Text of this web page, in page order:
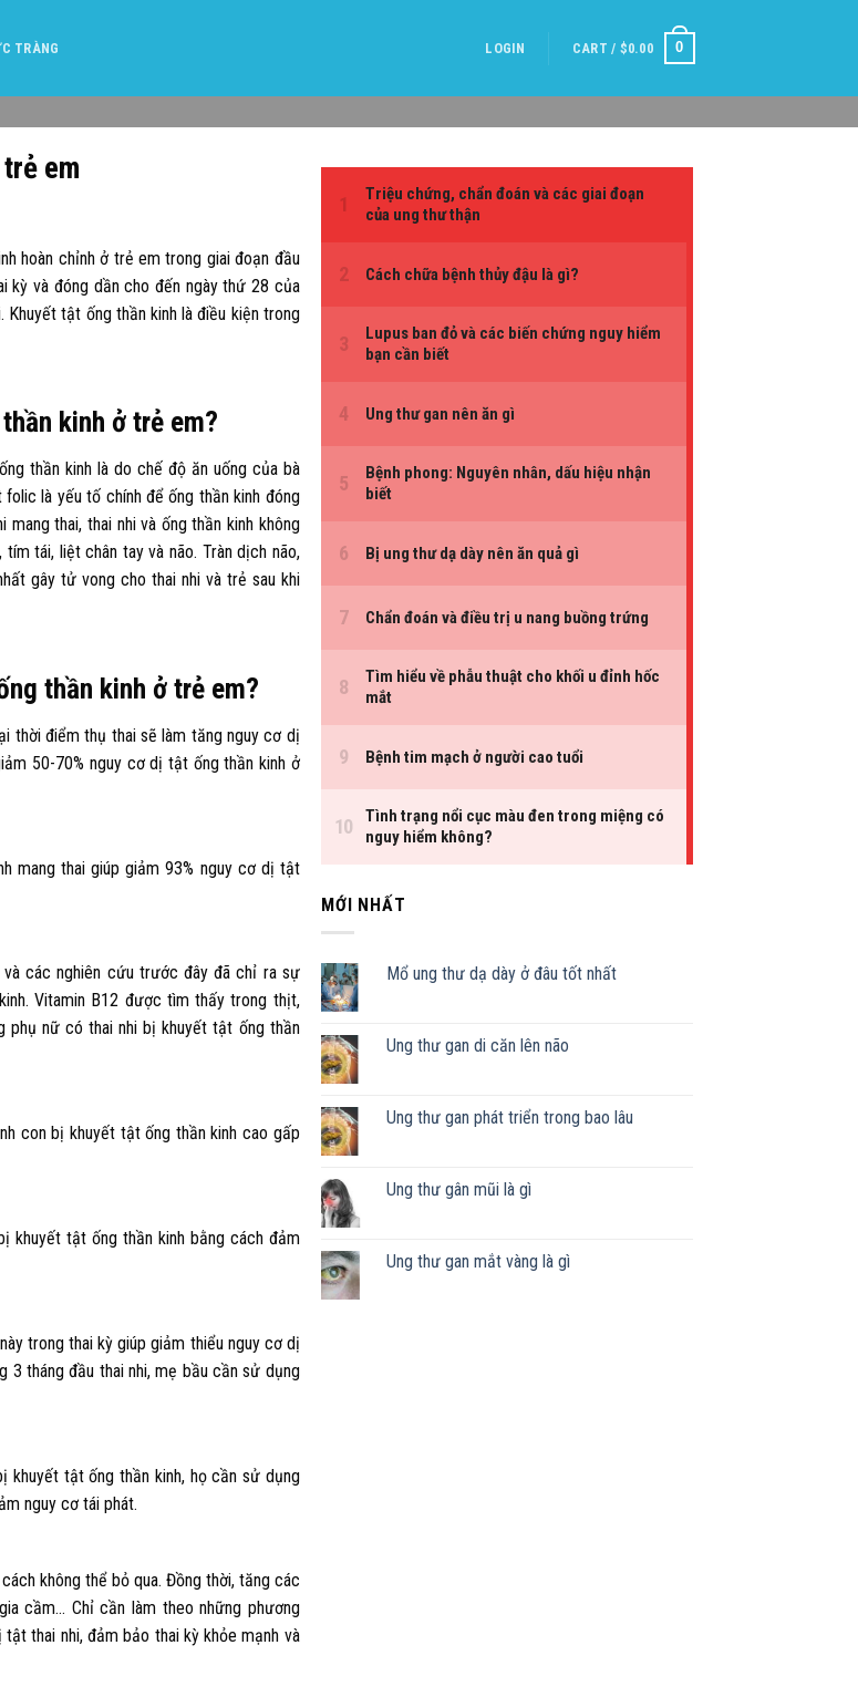
TRÀNG LOGIN CART / $0.00 0
em
hoàn chỉnh ở trẻ em trong giai đoạn đầu
kỳ và đóng dần cho đến ngày thứ 28 của
Khuyết tật ống thần kinh là điều kiện trong
kinh ở trẻ em?
thần kinh là do chế độ ăn uống của bà
là yếu tố chính để ống thần kinh đóng
thai, thai nhi và ống thần kinh không
tái, liệt chân tay và não. Tràn dịch não,
gây tử vong cho thai nhi và trẻ sau khi
thần kinh ở trẻ em?
thời điểm thụ thai sẽ làm tăng nguy cơ dị
50-70% nguy cơ dị tật ống thần kinh ở
mang thai giúp giảm 93% nguy cơ dị tật
và các nghiên cứu trước đây đã chỉ ra sự
Vitamin B12 được tìm thấy trong thịt,
phụ nữ có thai nhi bị khuyết tật ống thần
con bị khuyết tật ống thần kinh cao gấp
khuyết tật ống thần kinh bằng cách đảm
trong thai kỳ giúp giảm thiểu nguy cơ dị
3 tháng đầu thai nhi, mẹ bầu cần sử dụng
khuyết tật ống thần kinh, họ cần sử dụng
nguy cơ tái phát.
không thể bỏ qua. Đồng thời, tăng các
cầm… Chỉ cần làm theo những phương
thai nhi, đảm bảo thai kỳ khỏe mạnh và
MỚI NHẤT
Mổ ung thư dạ dày ở đâu tốt nhất
Ung thư gan di căn lên não
Ung thư gan phát triển trong bao lâu
Ung thư gân mũi là gì
Ung thư gan mắt vàng là gì